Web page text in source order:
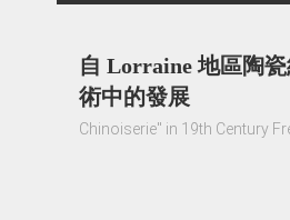
自 Lorraine 地區陶
術中的發展
Chinoiserie" in 19th Century